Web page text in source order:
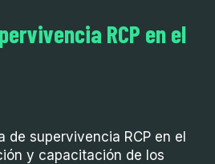
RCP en el
supervivencia RCP en el
y capacitación de los